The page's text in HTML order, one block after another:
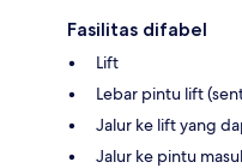
Fasilitas difabel
Lift
Lebar pintu lift
Jalur ke lift yang
Jalur ke pintu